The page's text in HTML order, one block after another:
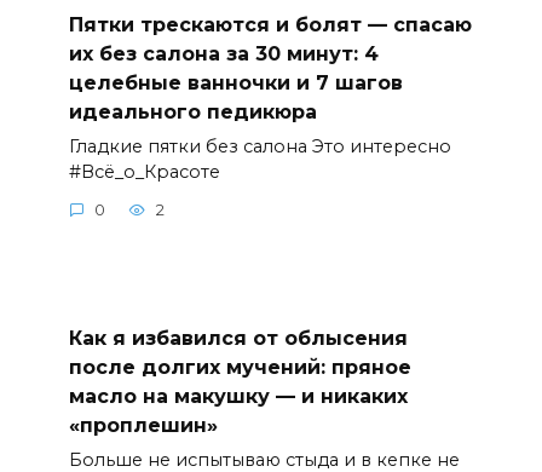
Пятки трескаются и болят — спасаю
их без салона за 30 минут: 4
целебные ванночки и 7 шагов
идеального педикюра
Гладкие пятки без салона Это интересно
#Всё_о_Красоте
0 2
Как я избавился от облысения
после долгих мучений: пряное
масло на макушку — и никаких
«проплешин»
Больше не испытываю стыда и в кепке не